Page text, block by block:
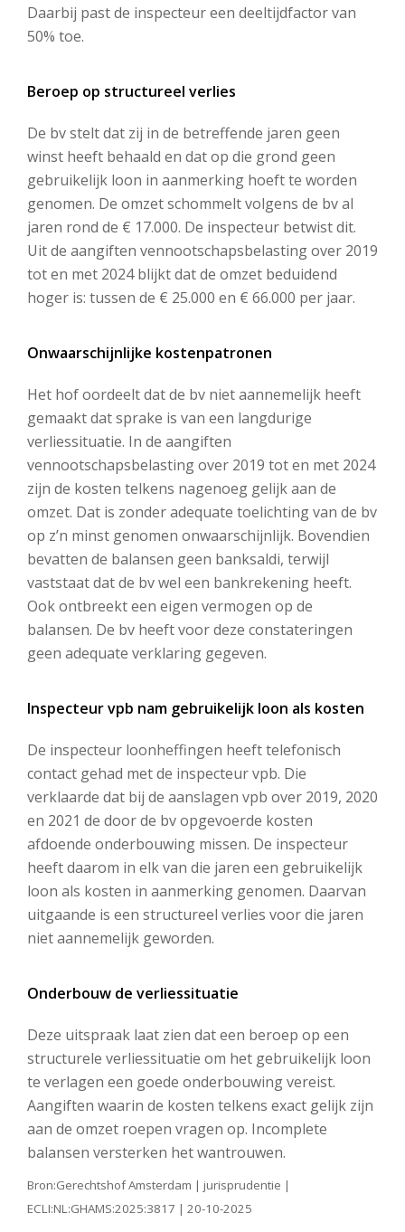
Daarbij past de inspecteur een deeltijdfactor van
50% toe.
Beroep op structureel verlies
De bv stelt dat zij in de betreffende jaren geen
winst heeft behaald en dat op die grond geen
gebruikelijk loon in aanmerking hoeft te worden
genomen. De omzet schommelt volgens de bv al
jaren rond de € 17.000. De inspecteur betwist dit.
Uit de aangiften vennootschapsbelasting over 2019
tot en met 2024 blijkt dat de omzet beduidend
hoger is: tussen de € 25.000 en € 66.000 per jaar.
Onwaarschijnlijke kostenpatronen
Het hof oordeelt dat de bv niet aannemelijk heeft
gemaakt dat sprake is van een langdurige
verliessituatie. In de aangiften
vennootschapsbelasting over 2019 tot en met 2024
zijn de kosten telkens nagenoeg gelijk aan de
omzet. Dat is zonder adequate toelichting van de bv
op z’n minst genomen onwaarschijnlijk. Bovendien
bevatten de balansen geen banksaldi, terwijl
vaststaat dat de bv wel een bankrekening heeft.
Ook ontbreekt een eigen vermogen op de
balansen. De bv heeft voor deze constateringen
geen adequate verklaring gegeven.
Inspecteur vpb nam gebruikelijk loon als kosten
De inspecteur loonheffingen heeft telefonisch
contact gehad met de inspecteur vpb. Die
verklaarde dat bij de aanslagen vpb over 2019, 2020
en 2021 de door de bv opgevoerde kosten
afdoende onderbouwing missen. De inspecteur
heeft daarom in elk van die jaren een gebruikelijk
loon als kosten in aanmerking genomen. Daarvan
uitgaande is een structureel verlies voor die jaren
niet aannemelijk geworden.
Onderbouw de verliessituatie
Deze uitspraak laat zien dat een beroep op een
structurele verliessituatie om het gebruikelijk loon
te verlagen een goede onderbouwing vereist.
Aangiften waarin de kosten telkens exact gelijk zijn
aan de omzet roepen vragen op. Incomplete
balansen versterken het wantrouwen.
Bron:Gerechtshof Amsterdam | jurisprudentie |
ECLI:NL:GHAMS:2025:3817 | 20-10-2025